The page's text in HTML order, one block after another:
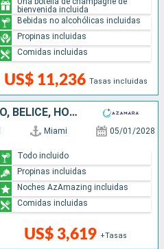
US$ 11,236 Tasas incluidas
bienvenida incluida
Bebidas no alcohólicas incluidas
Propinas incluidas
Comidas incluidas
ESTADOS UNIDOS, MÉXICO, BELICE, HONDURAS, COSTA RICA, PANAMÁ
Miami 05/01/2028
US$ 3,619 +Tasas
Todo incluido
Propinas incluidas
Noches AzAmazing incluidas
Comidas incluidas